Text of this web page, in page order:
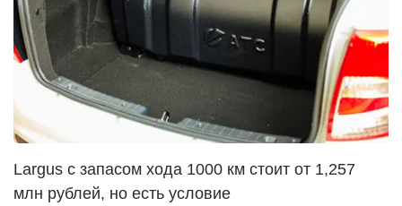
Largus с запасом хода 1000 км стоит от 1,257
млн рублей, но есть условие